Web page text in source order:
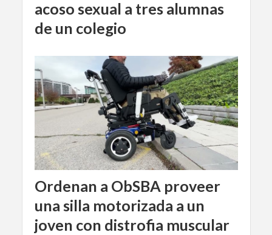
acoso sexual a tres alumnas
de un colegio
Ordenan a ObSBA proveer
una silla motorizada a un
joven con distrofia muscular